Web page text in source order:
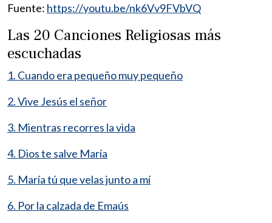
Fuente: https://youtu.be/nk6Vv9FVbVQ
Las 20 Canciones Religiosas más
escuchadas
1. Cuando era pequeño muy pequeño
2. Vive Jesús el señor
3. Mientras recorres la vida
4. Dios te salve María
5. María tú que velas junto a mí
6. Por la calzada de Emaús